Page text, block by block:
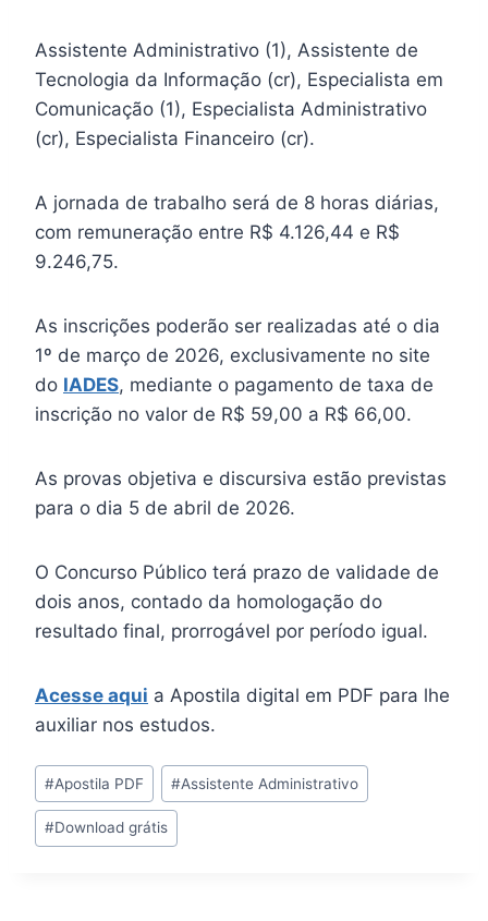
Assistente Administrativo (1), Assistente de
Tecnologia da Informação (cr), Especialista em
Comunicação (1), Especialista Administrativo
(cr), Especialista Financeiro (cr).
A jornada de trabalho será de 8 horas diárias,
com remuneração entre R$ 4.126,44 e R$
9.246,75.
As inscrições poderão ser realizadas até o dia
1º de março de 2026, exclusivamente no site
do IADES, mediante o pagamento de taxa de
inscrição no valor de R$ 59,00 a R$ 66,00.
As provas objetiva e discursiva estão previstas
para o dia 5 de abril de 2026.
O Concurso Público terá prazo de validade de
dois anos, contado da homologação do
resultado final, prorrogável por período igual.
Acesse aqui a Apostila digital em PDF para lhe
auxiliar nos estudos.
Tags
do
Post:
#Apostila PDF #Assistente Administrativo
#Download grátis